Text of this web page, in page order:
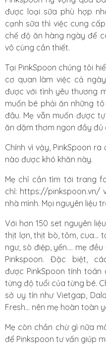
được loại sữa phù hợp
cạnh sữa thì việc cung
chế độ ăn hàng ngày để
vô cùng cần thiết.
Tại PinkSpoon chúng tôi
cơ quan làm việc cả
được với tình yêu thương
muốn bé phải ăn những
đâu. Mẹ vẫn muốn được
ăn dặm thơm ngon đầy đủ
Chính vì vậy, PinkSpoon
nào được khó khăn này.
Mẹ chỉ cần tìm tới trang
chỉ: https://pinkspoon.vn/
nhà mình. Mọi nguyên liệu
Với hơn 150 set nguyên
thịt lợn, thịt bò, tôm, cua…
ngư, sò điệp, yến…. mẹ
Pinkspoon. Đặc biệt,
được PinkSpoon tính
từng độ tuổi của từng bé.
sở uy tín như Vietgap,
Fresh… nên mẹ hoàn toàn
Mẹ còn chần chừ gì nữa
để Pinkspoon tư vấn giúp